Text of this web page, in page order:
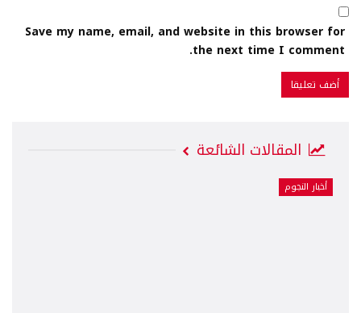
Save my name, email, and website in this browser for
the next time I comment.
المقالات الشائعة
أخبار النجوم